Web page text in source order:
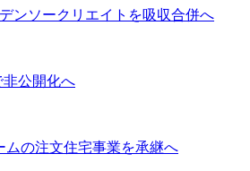
ンソークリエイトを吸収合併へ
公開化へ
ムの注文住宅事業を承継へ